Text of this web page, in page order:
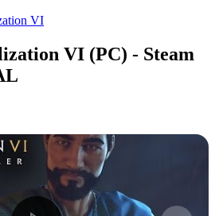
VI
VI (PC) - Steam